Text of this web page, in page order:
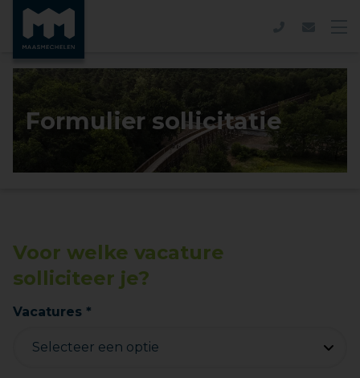
Formulier sollicitatie
Voor welke vacature
solliciteer je?
Vacatures *